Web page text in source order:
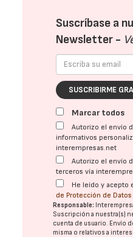
Suscríbase a
Newsletter -
SUSCRIBIRME
Marcar todos
Autorizo el envío
informativos
interempresas.net
Autorizo el envío
terceros vía
He leído y acepto
de Protección de Datos
Responsable:
Suscripción a nuestra(s)
cuenta de usuario. Envío
misma o relativos a